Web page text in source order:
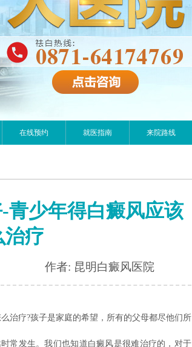
在线预约 就医指南 来院路线
青少年得白癜风应该
治疗
作者: 昆明白癜风医院
治疗?孩子是家庭的希望，所有的父母都尽他们所
常发生。我们也知道白癜风是很难治疗的，对于